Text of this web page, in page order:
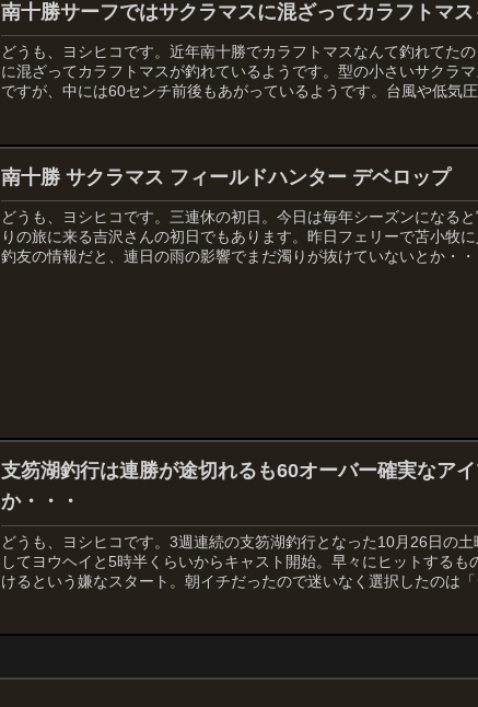
南十勝サーフではサクラマスに混ざってカラフトマス
どうも、ヨシヒコです。近年南十勝でカラフトマスなんて釣れてた
に混ざってカラフトマスが釣れているようです。型の小さいサクラ
ですが、中には60センチ前後もあがっているようです。台風や低気
南十勝 サクラマス フィールドハンター デベロップ
どうも、ヨシヒコです。三連休の初日。今日は毎年シーズンになる
りの旅に来る吉沢さんの初日でもあります。昨日フェリーで苫小牧に
釣友の情報だと、連日の雨の影響でまだ濁りが抜けていないとか・・
支笏湖釣行は連勝が途切れるも60オーバー確実なア
か・・・
どうも、ヨシヒコです。3週連続の支笏湖釣行となった10月26日の
してヨウヘイと5時半くらいからキャスト開始。早々にヒットするも
けるという嫌なスタート。朝イチだったので迷いなく選択したのは「